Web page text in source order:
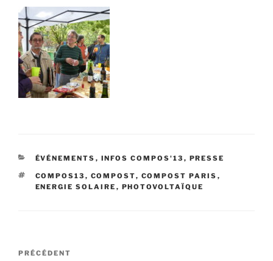
CATÉGORIES
ÉVÉNEMENTS , INFOS COMPOS'13 , PRESSE
ÉTIQUETTES
COMPOS13 , COMPOST, COMPOST PARIS ,
ENERGIE SOLAIRE , PHOTOVOLTAÏQUE
Navigation
Article
PRÉCÉDENT